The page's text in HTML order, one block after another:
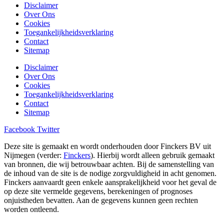
Disclaimer
Over Ons
Cookies
Toegankelijkheidsverklaring
Contact
Sitemap
Disclaimer
Over Ons
Cookies
Toegankelijkheidsverklaring
Contact
Sitemap
Facebook Twitter
Deze site is gemaakt en wordt onderhouden door Finckers BV uit
Nijmegen (verder: Finckers). Hierbij wordt alleen gebruik gemaakt
van bronnen, die wij betrouwbaar achten. Bij de samenstelling van
de inhoud van de site is de nodige zorgvuldigheid in acht genomen.
Finckers aanvaardt geen enkele aansprakelijkheid voor het geval de
op deze site vermelde gegevens, berekeningen of prognoses
onjuistheden bevatten. Aan de gegevens kunnen geen rechten
worden ontleend.